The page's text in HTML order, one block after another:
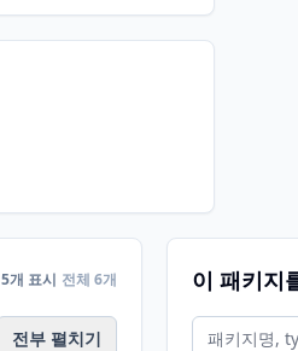
5개 표시 전체 6개
전부 펼치기
이 패키지